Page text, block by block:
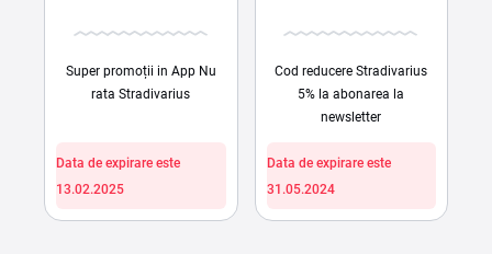
Super promoții in App Nu
rata Stradivarius
Data de expirare este
13.02.2025
Cod reducere Stradivarius
5% la abonarea la
newsletter
Data de expirare este
31.05.2024